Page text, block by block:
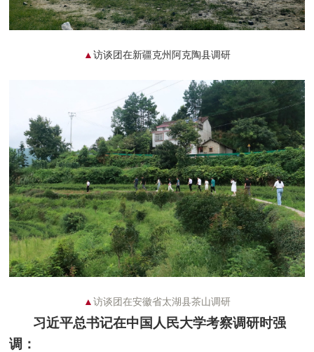
▲ 访谈团 在新疆克州阿克陶县调研
▲ 访谈团在安徽省太湖县茶山调研
习近平总书记在中国人民大学考察调研时强
调：